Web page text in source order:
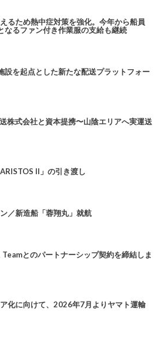
るため熱中症対策を強化。今年から船員
なるファン付き作業服の支給も継続
を起点とした新たな配送プラットフォー
株式会社と資本提携〜山陰エリアへ実運送
II」の引き渡し
／新造船「蓉翔丸」就航
とのパートナーシップ契約を締結しま
化に向けて、2026年7月よりヤマト運輸